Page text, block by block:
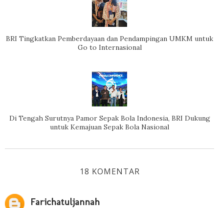
BRI Tingkatkan Pemberdayaan dan Pendampingan UMKM untuk
Go to Internasional
Di Tengah Surutnya Pamor Sepak Bola Indonesia, BRI Dukung
untuk Kemajuan Sepak Bola Nasional
18 KOMENTAR
Farichatuljannah